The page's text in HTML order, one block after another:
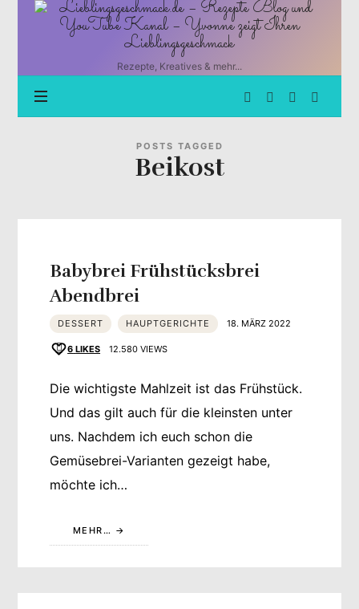
Lieblingsgeschmack.de
Rezepte
und
YouTube
Kanal
Rezepte, Kreatives & mehr...
POSTS TAGGED
Beikost
Babybrei Frühstücksbrei
Abendbrei
DESSERT HAUPTGERICHTE 18. MÄRZ 2022
6 LIKES 12.580 VIEWS
Die wichtigste Mahlzeit ist das Frühstück.
Und das gilt auch für die kleinsten unter
uns. Nachdem ich euch schon die
Gemüsebrei-Varianten gezeigt habe,
möchte ich…
MEHR…